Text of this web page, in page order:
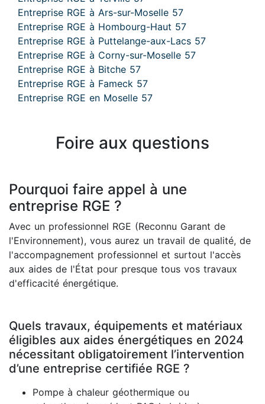
Entreprise RGE à Ars-sur-Moselle 57
Entreprise RGE à Hombourg-Haut 57
Entreprise RGE à Puttelange-aux-Lacs 57
Entreprise RGE à Corny-sur-Moselle 57
Entreprise RGE à Bitche 57
Entreprise RGE à Fameck 57
Entreprise RGE en Moselle 57
Foire aux questions
Pourquoi faire appel à une
entreprise RGE ?
Avec un professionnel RGE (Reconnu Garant de
l'Environnement), vous aurez un travail de qualité, de
l'accompagnement professionnel et surtout l'accès
aux aides de l'État pour presque tous vos travaux
d'efficacité énergétique.
Quels travaux, équipements et matériaux
éligibles aux aides énergétiques en 2024
nécessitant obligatoirement l’intervention
d’une entreprise certifiée RGE ?
Pompe à chaleur géothermique ou